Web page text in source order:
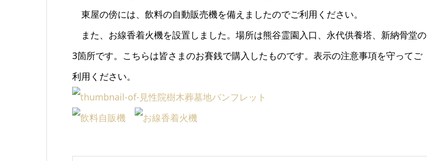
東屋の傍には、飲料の自動販売機を備えましたのでご利用ください。
また、お線香着火機を設置しました。場所は熊谷霊園入口、永代供養塔、新納骨堂の
3箇所です。こちらは皆さまのお賽銭で購入したものです。表示の注意事項を守ってご
利用ください。